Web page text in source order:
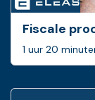
Fiscale
1 uur 20